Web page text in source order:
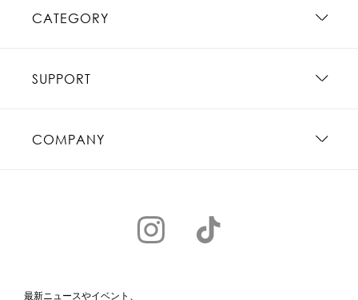
CATEGORY
SUPPORT
COMPANY
最新ニュースやイベント、